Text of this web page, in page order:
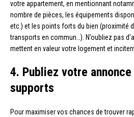
votre appartement, en mentionnant
nombre de pièces, les équipements
etc.) et les points forts du bien (proximité
transports en commun…). N’oubliez pas
mettent en valeur votre logement et
4. Publiez votre
supports
Pour maximiser vos chances de trouver